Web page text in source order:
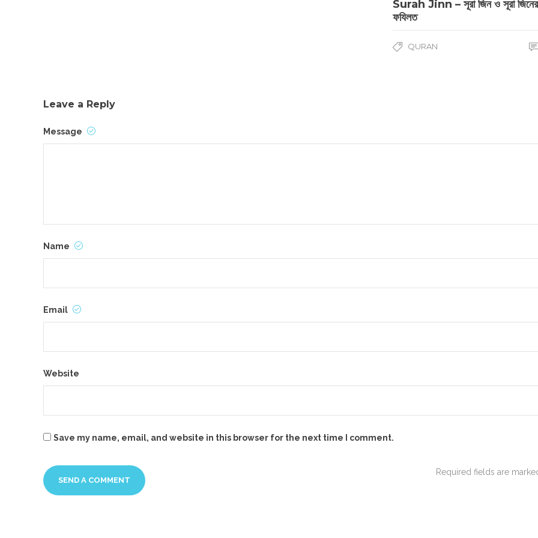
Surah Jinn – সূরা জিন ও সূরা জিনের
ফযিলত
QURAN
Leave a Reply
Message
Name
Email
Website
Save my name, email, and website in this browser for the next time I comment.
Required fields are